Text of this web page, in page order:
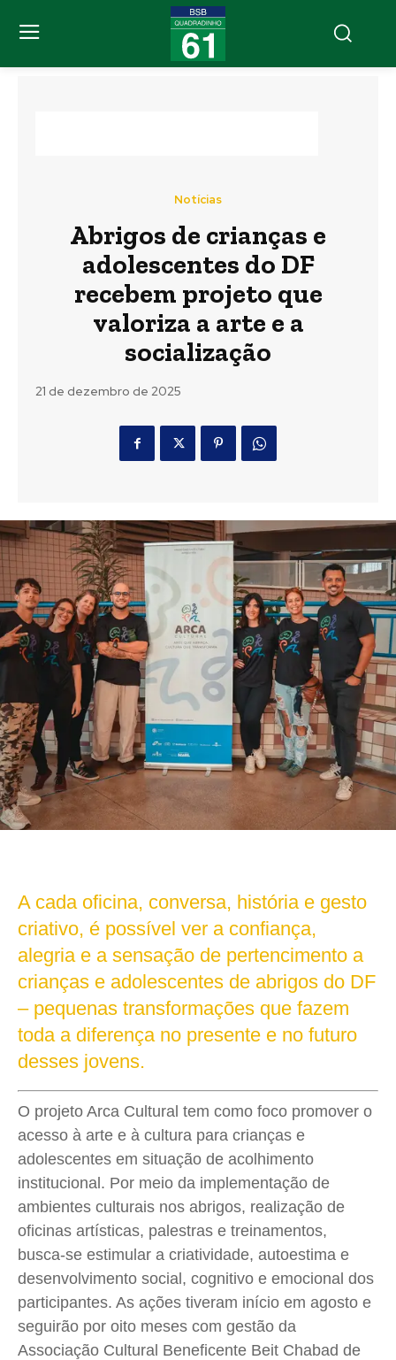
Notícias
Abrigos de crianças e
adolescentes do DF
recebem projeto que
valoriza a arte e a
socialização
21 de dezembro de 2025
A cada oficina, conversa, história e gesto
criativo, é possível ver a confiança,
alegria e a sensação de pertencimento a
crianças e adolescentes de abrigos do DF
– pequenas transformações que fazem
toda a diferença no presente e no futuro
desses jovens.
O projeto Arca Cultural tem como foco promover o
acesso à arte e à cultura para crianças e
adolescentes em situação de acolhimento
institucional. Por meio da implementação de
ambientes culturais nos abrigos, realização de
oficinas artísticas, palestras e treinamentos,
busca-se estimular a criatividade, autoestima e
desenvolvimento social, cognitivo e emocional dos
participantes. As ações tiveram início em agosto e
seguirão por oito meses com gestão da
Associação Cultural Beneficente Beit Chabad de